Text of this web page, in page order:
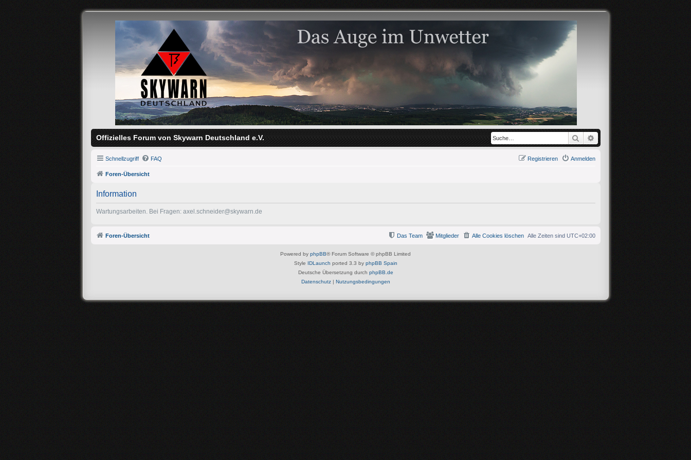
Offizielles Forum von Skywarn Deutschland e.V. Suche
Schnellzugriff FAQ Anmelden
Registrieren
Foren-Übersicht
Information
Wartungsarbeiten. Bei Fragen: axel.schneider@skywarn.de
Foren-Übersicht Alle Zeiten sind UTC+02:00
Alle Cookies löschen
Mitglieder
Das Team
Powered by phpBB® Forum Software © phpBB Limited
Style IDLaunch ported 3.3 by phpBB Spain
Deutsche Übersetzung durch phpBB.de
Datenschutz| Nutzungsbedingungen